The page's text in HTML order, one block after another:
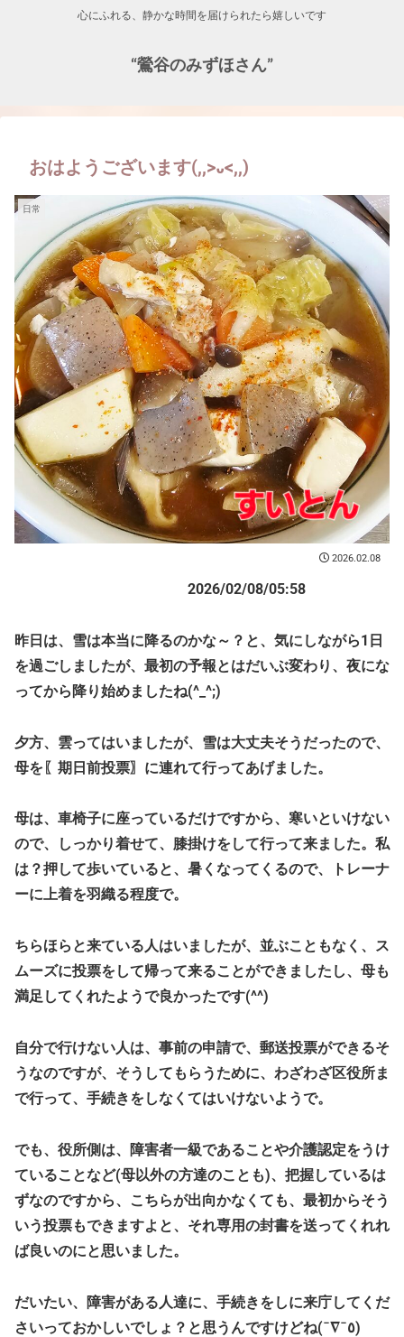
心にふれる、静かな時間を届けられたら嬉しいです
“鶯谷のみずほさん”
おはようございます(,,>᎑<,,)
日常
2026.02.08
2026/02/08/05:58
昨日は、雪は本当に降るのかな～？と、気にしながら1日
を過ごしましたが、最初の予報とはだいぶ変わり、夜にな
ってから降り始めましたね(^_^;)
夕方、雲ってはいましたが、雪は大丈夫そうだったので、
母を〖期日前投票〗に連れて行ってあげました。
母は、車椅子に座っているだけですから、寒いといけない
ので、しっかり着せて、膝掛けをして行って来ました。私
は？押して歩いていると、暑くなってくるので、トレーナ
ーに上着を羽織る程度で。
ちらほらと来ている人はいましたが、並ぶこともなく、ス
ムーズに投票をして帰って来ることができましたし、母も
満足してくれたようで良かったです(^^)
自分で行けない人は、事前の申請で、郵送投票ができるそ
うなのですが、そうしてもらうために、わざわざ区役所ま
で行って、手続きをしなくてはいけないようで。
でも、役所側は、障害者一級であることや介護認定をうけ
ていることなど(母以外の方達のことも)、把握しているは
ずなのですから、こちらが出向かなくても、最初からそう
いう投票もできますよと、それ専用の封書を送ってくれれ
ば良いのにと思いました。
だいたい、障害がある人達に、手続きをしに来庁してくだ
さいっておかしいでしょ？と思うんですけどね(¯∇¯٥)